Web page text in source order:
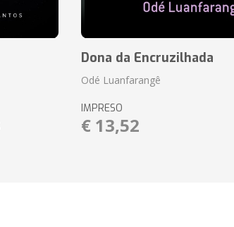
Dona da Encruzilhada
Odé Luanfarangê
IMPRESO
€ 13,52